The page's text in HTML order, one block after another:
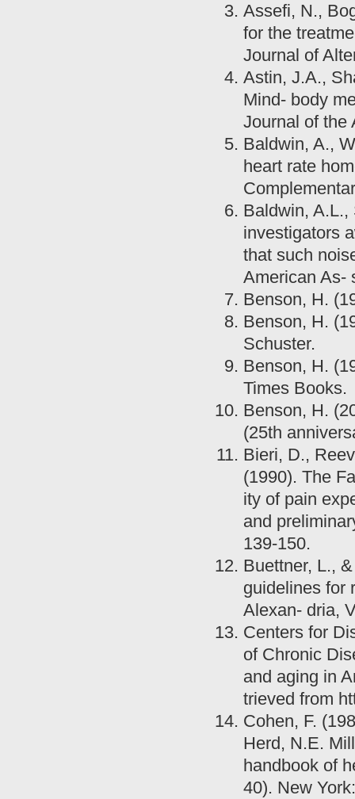
Assefi, N.,
for the
Journal of
Astin, J.A.,
Mind- body
Journal of the
Baldwin, A.,
heart rate
Baldwin,
investigators
that such
American As-
Benson, H.
Benson, H.
Schuster.
Benson, H.
Times Books.
Benson, H.
(25th
Bieri, D.,
(1990). The
ity of pain
and
139-150.
Buettner, L.,
guidelines for
Alexan- dria,
Centers for
of Chronic
and aging in
trieved from
Cohen, F.
Herd, N.E.
handbook of
40). New